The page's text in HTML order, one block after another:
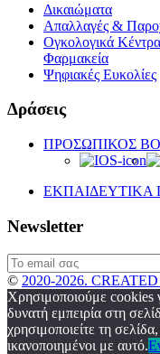
Δικαιώματα
Απαλλαγές &
Ογκολογικά
Φαρμακεία
Ψηφιακές Ευκολίες
Δράσεις
ΠΡΟΣΩΠΙΚΟΣ
Newsletter
© 2020-2026.
Χρησιμοποιούμε cookies
δυνατή εμπειρία στη
χρησιμοποιείτε τη
ικανοποιημένοι με αυτό.